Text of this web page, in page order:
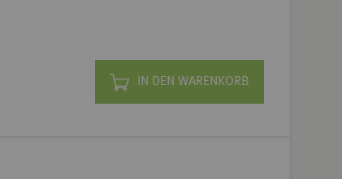
IN DEN WARENKORB